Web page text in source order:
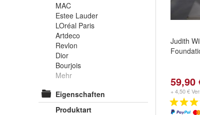
MAC
Estee Lauder
LOréal Paris
Artdeco
Revlon
Dior
Bourjois
Mehr
Eigenschaften
Produktart
Judith
59,90
+ 4,50 €